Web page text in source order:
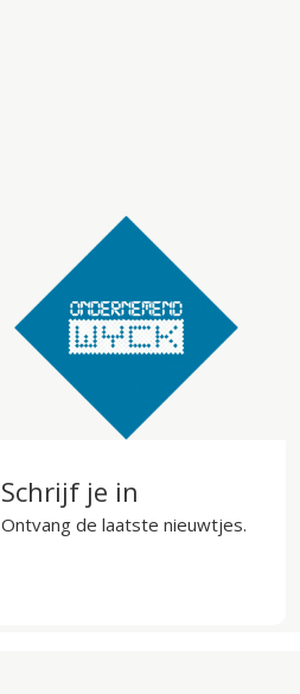
Schrijf je in
Ontvang de laatste nieuwtjes.